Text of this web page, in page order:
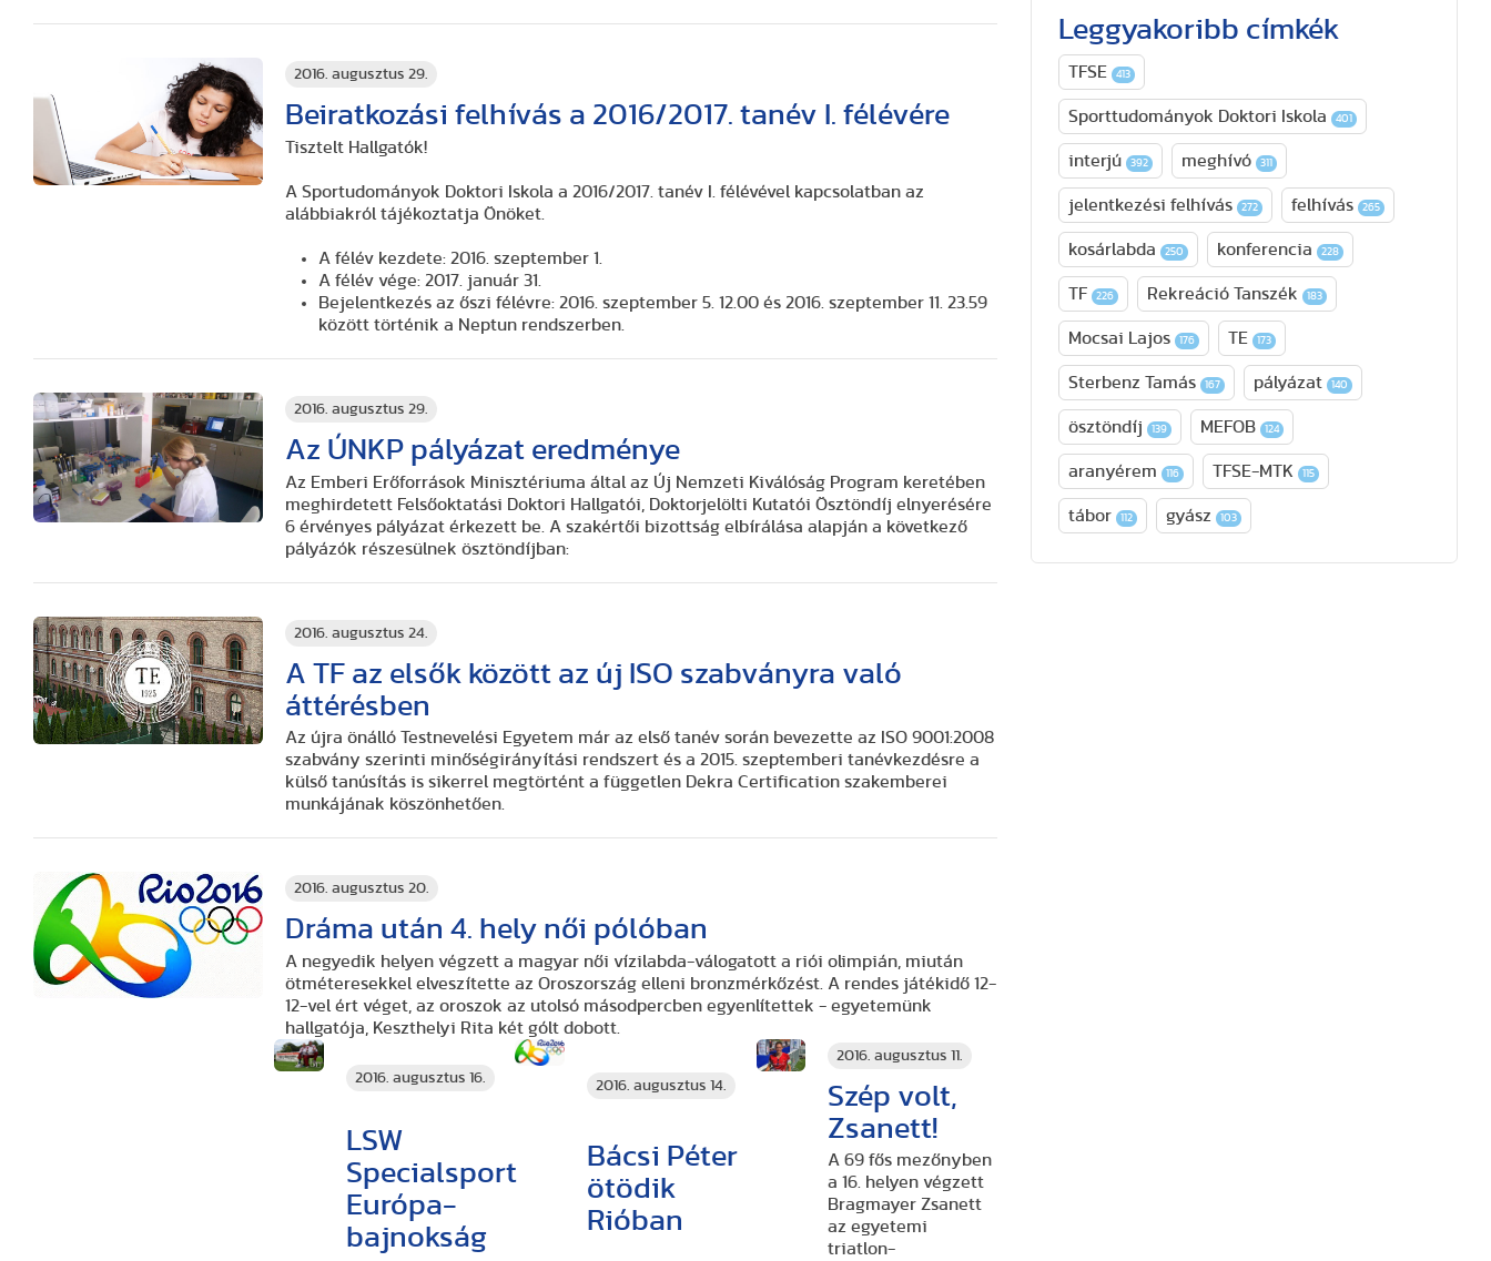
2016. augusztus 29.
Beiratkozási felhívás a 2016/2017. tanév I. félévére
Tisztelt Hallgatók!
A Sportudományok Doktori Iskola a 2016/2017. tanév I. félévével kapcsolatban az
alábbiakról tájékoztatja Önöket.
A félév kezdete: 2016. szeptember 1.
A félév vége: 2017. január 31.
Bejelentkezés az őszi félévre: 2016. szeptember 5. 12.00 és 2016. szeptember 11. 23.59
között történik a Neptun rendszerben.
2016. augusztus 29.
Az ÚNKP pályázat eredménye
Az Emberi Erőforrások Minisztériuma által az Új Nemzeti Kiválóság Program keretében
meghirdetett Felsőoktatási Doktori Hallgatói, Doktorjelölti Kutatói Ösztöndíj elnyerésére
6 érvényes pályázat érkezett be. A szakértői bizottság elbírálása alapján a következő
pályázók részesülnek ösztöndíjban:
2016. augusztus 24.
A TF az elsők között az új ISO szabványra való
áttérésben
Az újra önálló Testnevelési Egyetem már az első tanév során bevezette az ISO 9001:2008
szabvány szerinti minőségirányítási rendszert és a 2015. szeptemberi tanévkezdésre a
külső tanúsítás is sikerrel megtörtént a független Dekra Certification szakemberei
munkájának köszönhetően.
2016. augusztus 20.
Dráma után 4. hely női pólóban
A negyedik helyen végzett a magyar női vízilabda-válogatott a riói olimpián, miután
ötméteresekkel elveszítette az Oroszország elleni bronzmérkőzést. A rendes játékidő 12-
12-vel ért véget, az oroszok az utolsó másodpercben egyenlítettek - egyetemünk
hallgatója, Keszthelyi Rita két gólt dobott.
2016. augusztus 16.
LSW
Specialsport
Európa-
bajnokság
2016. augusztus 14.
Bácsi Péter
ötödik
Rióban
2016. augusztus 11.
Szép volt,
Zsanett!
A 69 fős mezőnyben
a 16. helyen végzett
Bragmayer Zsanett
az egyetemi
triatlon-
Leggyakoribb címkék
TFSE 413
Sporttudományok Doktori Iskola 401
interjú 392 meghívó 311
jelentkezési felhívás 272 felhívás 265
kosárlabda 250 konferencia 228
TF 226 Rekreáció Tanszék 183
Mocsai Lajos 176 TE 173
Sterbenz Tamás 167 pályázat 140
ösztöndíj 139 MEFOB 124
aranyérem 116 TFSE-MTK 115
tábor 112 gyász 103